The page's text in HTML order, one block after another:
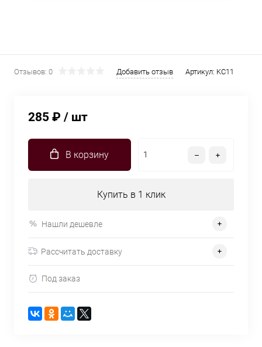
Отзывов: 0 Добавить отзыв Артикул: KC11
285 ₽ / шт
В корзину
Купить в 1 клик
Нашли дешевле
Рассчитать доставку
Под заказ